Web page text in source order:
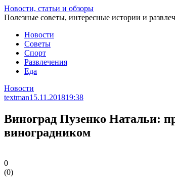
Перейти
к
Новости, статьи и обзоры
Полезные советы, интересные истории и
Новости
Советы
Спорт
Развлечения
Еда
Новости
textman15.11.201819:38
Виноград Пузенко Натальи:
виноградником
0
(0)